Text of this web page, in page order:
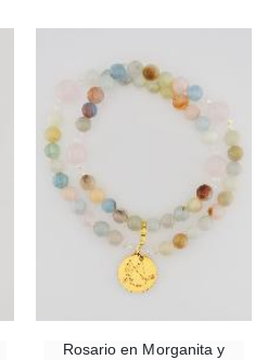
Rosario en Morganita y
-10%
€4.95
-25%